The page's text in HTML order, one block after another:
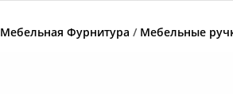
Мебельная Фурнитура / Мебельные